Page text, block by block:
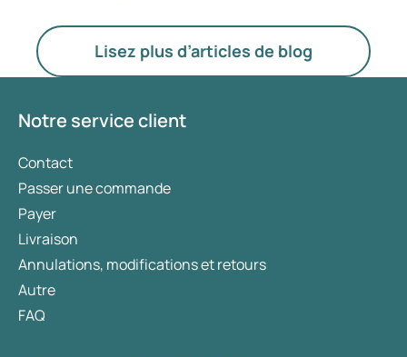
l’appétit. Des études suggèrent qu’un
sommeil perturbé et un mode de vie
sédentaire peuvent contribuer à la prise de
d’aliments riches en calories. Comment cela
rôle des médicaments amaigrissants dans la
perte de poids, par exemple en régulant
l’appétit et en influençant l’accumulation de
graisse ? Cet article décrit comment
l’exercice physique et le sommeil
contribuent à la perte de poids et comment
Lisez plus d’articles de blog
Notre service client
Contact
Passer une commande
Payer
Livraison
Annulations, modifications et retours
Autre
FAQ